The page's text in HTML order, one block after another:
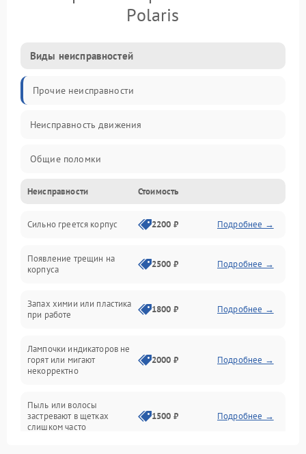
Polaris
Виды неисправностей
Прочие неисправности
Неисправность движения
Общие поломки
Неисправность датчиков
Неисправность программного обеспечения
Проблемы с сигналом
Батарея
Программные сбои
Неисправности Стоимость
Сильно греется корпус 2200 ₽ Подробнее →
Появление трещин на
корпуса
2500 ₽ Подробнее →
Запах химии или пластика
при работе
1800 ₽ Подробнее →
Лампочки индикаторов не
горят или мигают
некорректно
2000 ₽ Подробнее →
Пыль или волосы
застревают в щетках
слишком часто
1500 ₽ Подробнее →